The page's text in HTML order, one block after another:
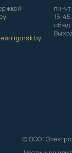
пн-
15:45,
обед
© ООО